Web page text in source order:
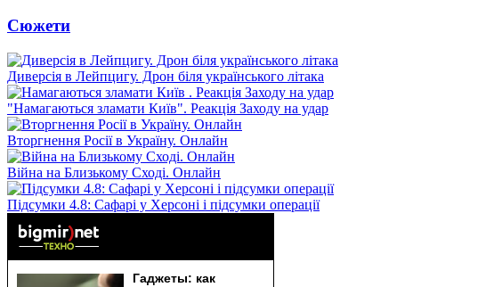
Сюжети
Диверсія в Лейпцигу. Дрон біля українського літака
"Намагаються зламати Київ". Реакція Заходу на удар
Вторгнення Росії в Україну. Онлайн
Війна на Близькому Сході. Онлайн
Підсумки 4.8: Сафарі у Херсоні і підсумки операції